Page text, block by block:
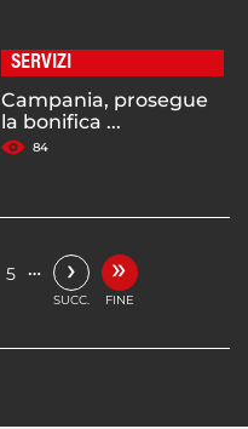
SERVIZI
Campania, prosegue
la bonifica ...
84
5 … ›
SUCC.
»
FINE